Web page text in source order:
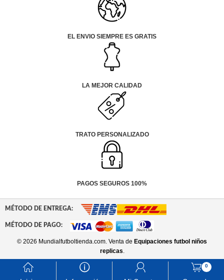
EL ENVIO SIEMPRE ES GRATIS
LA MEJOR CALIDAD
TRATO PERSONALIZADO
PAGOS SEGUROS 100%
󰃱 󰈢 󰃳 0
󰃦
MÉTODO DE ENTREGA:
MÉTODO DE PAGO:
© 2026 Mundialfutboltienda.com. Venta de Equipaciones futbol niños
replicas.